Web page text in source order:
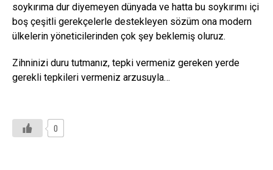
soykırıma dur diyemeyen dünyada ve hatta bu soykırımı içi
boş çeşitli gerekçelerle destekleyen sözüm ona modern
ülkelerin yöneticilerinden çok şey beklemiş oluruz.
Zihninizi duru tutmanız, tepki vermeniz gereken yerde
gerekli tepkileri vermeniz arzusuyla…
0